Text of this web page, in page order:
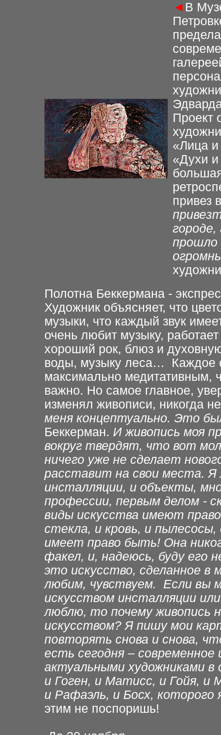
◄ В
Проект
«Лица
«Духи
привез
прошло
Полотна Беккермана -
Художник объясняет, что
музыки, что каждый звук
очень любит музыку,
хороший рок, блюз и
воды, музыку леса… Каждое
максимально медитативным,
важно. Но самое главное,
изменял живописи, никогда
меня концептуально. Это
Беккерман. И живопись моя
вокруг твердят, что вот
ничего уже не сделает
расставит на свои места. Я
инсталляции, и объекты,
профессии, первым делом -
виды искусства имеют
стекла, и кровь, и
имеет право быть! Она
факел, и, надеюсь, буду его
это искусство, сделанное
любим, чувствуем. Если вы
искусством инсталляции
люблю, то почему живопись
искусством? Я пишу мои
повторять снова и снова,
есть сегодня –
актуальными художниками в
и Гоген, и Матисс, и Гойя, и
и Рафаэль, и Босх,
этим не поспоришь!